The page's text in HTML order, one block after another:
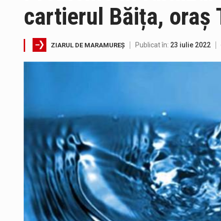
Miercuri, 05.08.2026, în
Suntem în plină vară și nimic
Interval de valabilitate: 05
SIMULARE EXERCITIU.
cartierul Băița, oraș
ZIARUL DE MARAMUREȘ Publicat în: 23 iulie 2022